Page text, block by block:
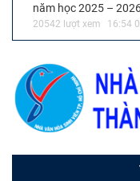
năm học 2025 –
20542 lượt xem 16:54